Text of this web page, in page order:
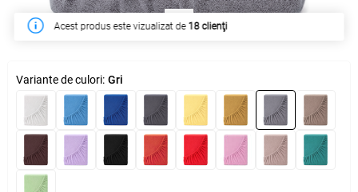
În săptămâna acesta a fost cumpărat de57 clienţi
Variante de culori: Gri